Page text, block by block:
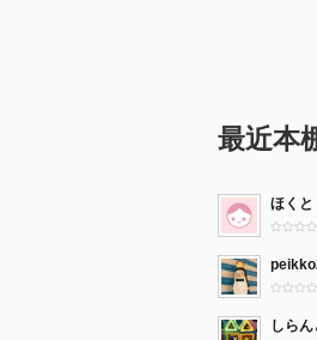
最近本
ほくと
しらん